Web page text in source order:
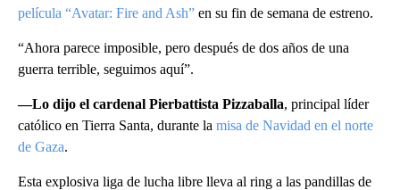
película “Avatar: Fire and Ash” en su fin de semana de estreno.
“Ahora parece imposible, pero después de dos años de una
guerra terrible, seguimos aquí”.
—Lo dijo el cardenal Pierbattista Pizzaballa, principal líder
católico en Tierra Santa, durante la misa de Navidad en el norte
de Gaza.
Esta explosiva liga de lucha libre lleva al ring a las pandillas de